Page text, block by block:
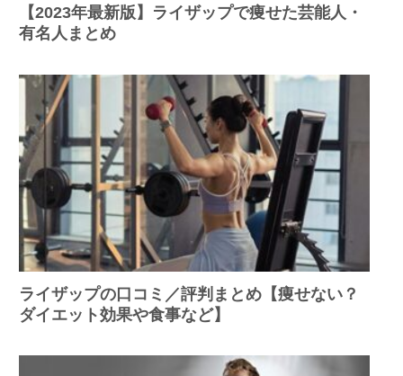
【2023年最新版】ライザップで痩せた芸能人・
有名人まとめ
ライザップの口コミ／評判まとめ【痩せない？
ダイエット効果や食事など】